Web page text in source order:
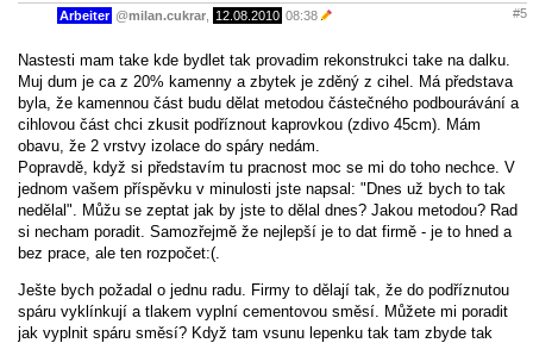
Arbeiter @milan.cukrar 12.08.2010 08:38 #5
Nastesti mam take kde bydlet tak provadim rekonstrukci take na dalku.
Muj dum je ca z 20% kamenny a zbytek je zděný z cihel. Má představa
byla, že kamennou část budu dělat metodou částečného podbourávání a
cihlovou část chci zkusit podříznout kaprovkou (zdivo 45cm). Mám
obavu, že 2 vrstvy izolace do spáry nedám.
Popravdě, když si představím tu pracnost moc se mi do toho nechce. V
jednom vašem příspěvku v minulosti jste napsal: "Dnes už bych to tak
nedělal". Můžu se zeptat jak by jste to dělal dnes? Jakou metodou? Rad
si necham poradit. Samozřejmě že nejlepší je to dat firmě - je to hned a
bez prace, ale ten rozpočet:(.
Ješte bych požadal o jednu radu. Firmy to dělají tak, že do podříznutou
spáru vyklínkují a tlakem vyplní cementovou směsí. Můžete mi poradit
jak vyplnit spáru směsí? Když tam vsunu lepenku tak tam zbyde tak